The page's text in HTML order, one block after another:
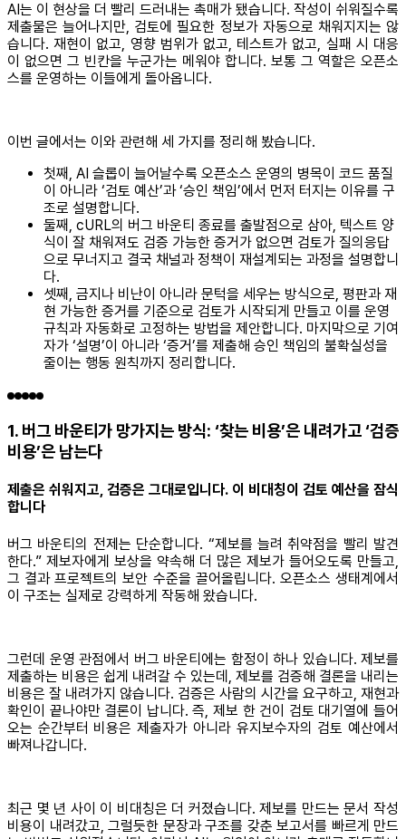
AI는 이 현상을 더 빨리 드러내는 촉매가 됐습니다. 작성이 쉬워질수록
제출물은 늘어나지만, 검토에 필요한 정보가 자동으로 채워지지는 않
습니다. 재현이 없고, 영향 범위가 없고, 테스트가 없고, 실패 시 대응
이 없으면 그 빈칸을 누군가는 메워야 합니다. 보통 그 역할은 오픈소
스를 운영하는 이들에게 돌아옵니다.
이번 글에서는 이와 관련해 세 가지를 정리해 봤습니다.
첫째, AI 슬롭이 늘어날수록 오픈소스 운영의 병목이 코드 품질
이 아니라 ‘검토 예산’과 ‘승인 책임’에서 먼저 터지는 이유를 구
조로 설명합니다.
둘째, cURL의 버그 바운티 종료를 출발점으로 삼아, 텍스트 양
식이 잘 채워져도 검증 가능한 증거가 없으면 검토가 질의응답
으로 무너지고 결국 채널과 정책이 재설계되는 과정을 설명합니
다.
셋째, 금지나 비난이 아니라 문턱을 세우는 방식으로, 평판과 재
현 가능한 증거를 기준으로 검토가 시작되게 만들고 이를 운영
규칙과 자동화로 고정하는 방법을 제안합니다. 마지막으로 기여
자가 ‘설명’이 아니라 ‘증거’를 제출해 승인 책임의 불확실성을
줄이는 행동 원칙까지 정리합니다.
1. 버그 바운티가 망가지는 방식: ‘찾는 비용’은 내려가고 ‘검증
비용’은 남는다
제출은 쉬워지고, 검증은 그대로입니다. 이 비대칭이 검토 예산을 잠식
합니다
버그 바운티의 전제는 단순합니다. “제보를 늘려 취약점을 빨리 발견
한다.” 제보자에게 보상을 약속해 더 많은 제보가 들어오도록 만들고,
그 결과 프로젝트의 보안 수준을 끌어올립니다. 오픈소스 생태계에서
이 구조는 실제로 강력하게 작동해 왔습니다.
그런데 운영 관점에서 버그 바운티에는 함정이 하나 있습니다. 제보를
제출하는 비용은 쉽게 내려갈 수 있는데, 제보를 검증해 결론을 내리는
비용은 잘 내려가지 않습니다. 검증은 사람의 시간을 요구하고, 재현과
확인이 끝나야만 결론이 납니다. 즉, 제보 한 건이 검토 대기열에 들어
오는 순간부터 비용은 제출자가 아니라 유지보수자의 검토 예산에서
빠져나갑니다.
최근 몇 년 사이 이 비대칭은 더 커졌습니다. 제보를 만드는 문서 작성
비용이 내려갔고, 그럴듯한 문장과 구조를 갖춘 보고서를 빠르게 만드